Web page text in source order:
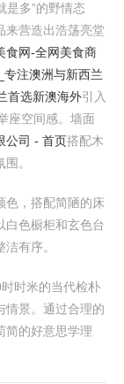
是多”的野情态
来营造出浩荡亮堂
食网-全网美食商
专注澳洲与新西兰
首选新澳海外引入
座空间感。墙面
公司 - 首页搭配木
。
色，搭配简陋的床
白色橱柜和玄色台
有序。
时米的当代检朴
情景。通过合理的
简的好意思学理